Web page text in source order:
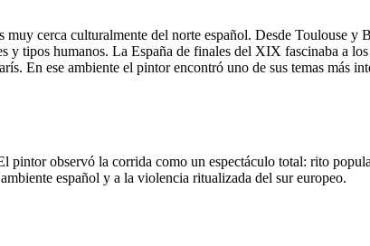
cerca culturalmente del norte español. Desde Toulouse
y tipos humanos. La España de finales del XIX fascinaba a
En ese ambiente el pintor encontró uno de sus temas más
observó la corrida como un espectáculo total: rito
español y a la violencia ritualizada del sur europeo.